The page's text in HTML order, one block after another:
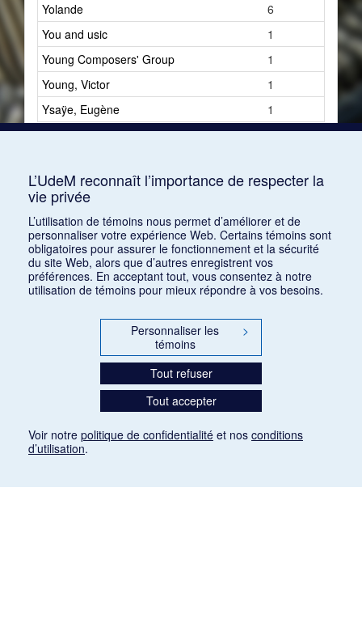
Yolande
6
You and usic
1
Young Composers' Group
1
Young, Victor
1
Ysaÿe, Eugène
1
L’UdeM reconnaît l’importance de respecter la
vie privée
L’utilisation de témoins nous permet d’améliorer et de
personnaliser votre expérience Web. Certains témoins sont
obligatoires pour assurer le fonctionnement et la sécurité
du site Web, alors que d’autres enregistrent vos
préférences. En acceptant tout, vous consentez à notre
utilisation de témoins pour mieux répondre à vos besoins.
Personnaliser les
témoins
>
Tout refuser
Tout accepter
Voir notre politique de confidentialité et nos conditions
d’utilisation.